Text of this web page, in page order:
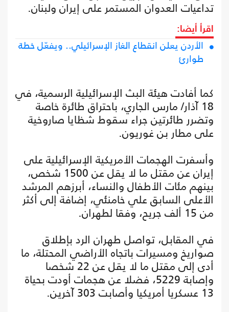
تداعيات العدوان المستمر على إيران ولبنان.
اقرأ أيضا:
الأردن يعلن انقطاع الغاز الإسرائيلي.. ويفعّل خطة
طوارئ
كما أفادت هيئة البث الإسرائيلية الرسمية، في
18 آذار/ مارس الجاري، باحتراق طائرة خاصة
وتضرر طائرتين جراء سقوط شظايا صاروخية
على مطار بن غوريون.
وأسفرت الهجمات الأمريكية الإسرائيلية على
إيران عن مقتل ما لا يقل عن 1500 شخص،
بينهم مئات الأطفال والنساء، أبرزهم المرشد
الأعلى السابق علي خامنئي، إضافة إلى أكثر
من 15 ألف جريح، وفقا لطهران.
في المقابل، تواصل طهران الرد بإطلاق
صواريخ ومسيرات باتجاه الأراضي المحتلة، ما
أدى إلى مقتل ما لا يقل عن 22 شخصا
وإصابة 5229، فضلا عن هجمات أودت بحياة
13 عسكريا أمريكيا وأصابت 303 آخرين.